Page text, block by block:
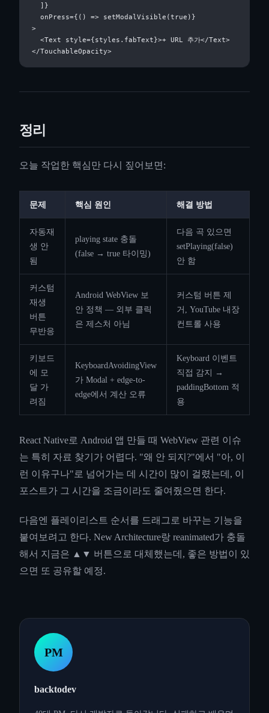
  ]}
  onPress={() => setModalVisible(true)}
>
  <Text style={styles.fabText}>+ URL 추가</Text>
정리
오늘 작업한 핵심만 다시 짚어보면:
문제 핵심 원인 해결 방법
자동재
생 안
됨
playing state 충돌
(false → true 타이밍)
다음 곡 있으면
setPlaying(false)
안 함
커스텀
재생
버튼
무반응
Android WebView 보
안 정책 — 외부 클릭
은 제스처 아님
커스텀 버튼 제
거, YouTube 내장
컨트롤 사용
키보드
에 모
달 가
려짐
KeyboardAvoidingView
가 Modal + edge-to-
edge에서 계산 오류
Keyboard 이벤트
직접 감지 →
paddingBottom 적
용
React Native로 Android 앱 만들 때 WebView 관련 이슈
는 특히 자료 찾기가 어렵다. "왜 안 되지?"에서 "아, 이
런 이유구나"로 넘어가는 데 시간이 많이 걸렸는데, 이
포스트가 그 시간을 조금이라도 줄여줬으면 한다.
다음엔 플레이리스트 순서를 드래그로 바꾸는 기능을
붙여보려고 한다. New Architecture랑 reanimated가 충돌
해서 지금은 ▲▼ 버튼으로 대체했는데, 좋은 방법이 있
으면 또 공유할 예정.
PM
backtodev